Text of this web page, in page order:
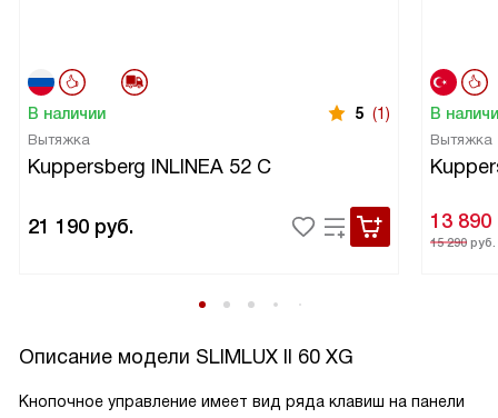
В наличии 5 (1)
Вытяжка
Kuppersberg INLINEA 52 С
21 190 руб.
В
Вытяжка
13 890
15 290руб.
Описание модели SLIMLUX II 60 XG
Кнопочное управление имеет вид ряда клавиш на панели